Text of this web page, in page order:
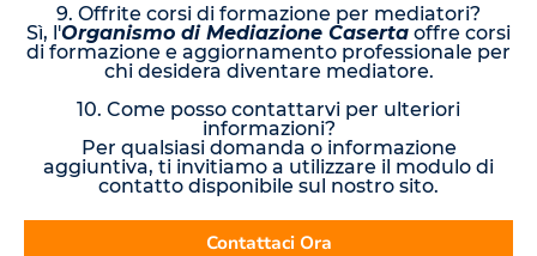
9. Offrite corsi di formazione per mediatori?
Sì, l'Organismo di Mediazione Caserta offre corsi
di formazione e aggiornamento professionale per
chi desidera diventare mediatore.
10. Come posso contattarvi per ulteriori
informazioni?
Per qualsiasi domanda o informazione
aggiuntiva, ti invitiamo a utilizzare il modulo di
contatto disponibile sul nostro sito.
Contattaci Ora